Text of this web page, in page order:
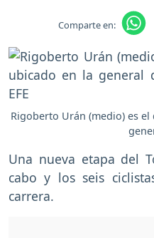
Comparte en:
Rigoberto Urán (medio) es
Una nueva etapa del
cabo y los seis
carrera.